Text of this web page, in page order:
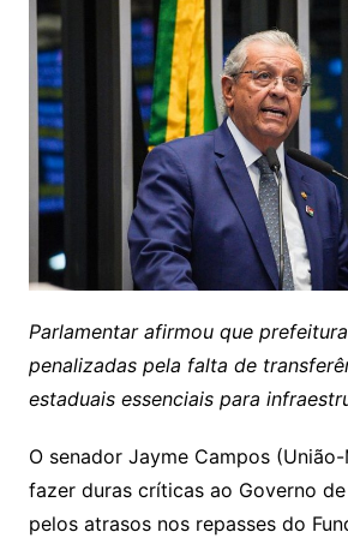
Parlamentar afirmou que
penalizadas pela falta de
estaduais essenciais para
O senador Jayme Campos
fazer duras críticas ao Governo
pelos atrasos nos repasses do